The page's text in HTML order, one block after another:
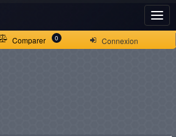
Connexion
Comparer 0